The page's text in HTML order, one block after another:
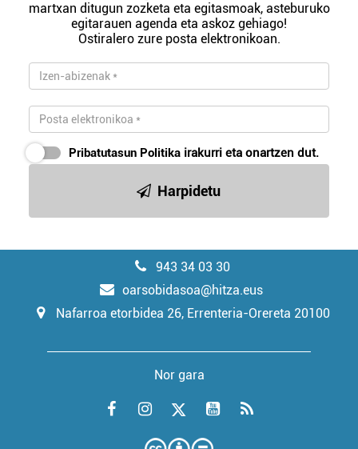
martxan ditugun zozketa eta egitasmoak, asteburuko
egitarauen agenda eta askoz gehiago!
Ostiralero zure posta elektronikoan.
Pribatutasun Politika irakurri eta onartzen dut.
Harpidetu
943 34 03 30
oarsobidasoa@hitza.eus
Nafarroa etorbidea 26, Errenteria-Orereta 20100
Nor gara